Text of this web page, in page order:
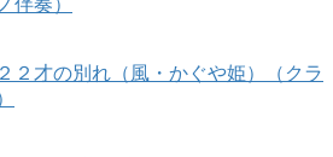
伴奏）
２才の別れ（風・かぐや姫）（クラ